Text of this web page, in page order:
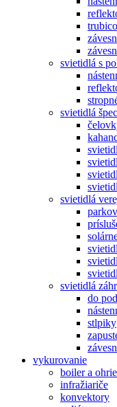
svietidlá s
svietidlá
svietidlá
svietidlá
do
stlpiky
vykurovanie
boiler a
infražiariče
konvektory